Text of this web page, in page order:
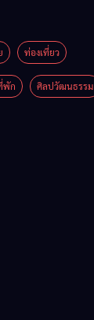
ท่องเที่ยว
พัก ศิลปวัฒนธรรม